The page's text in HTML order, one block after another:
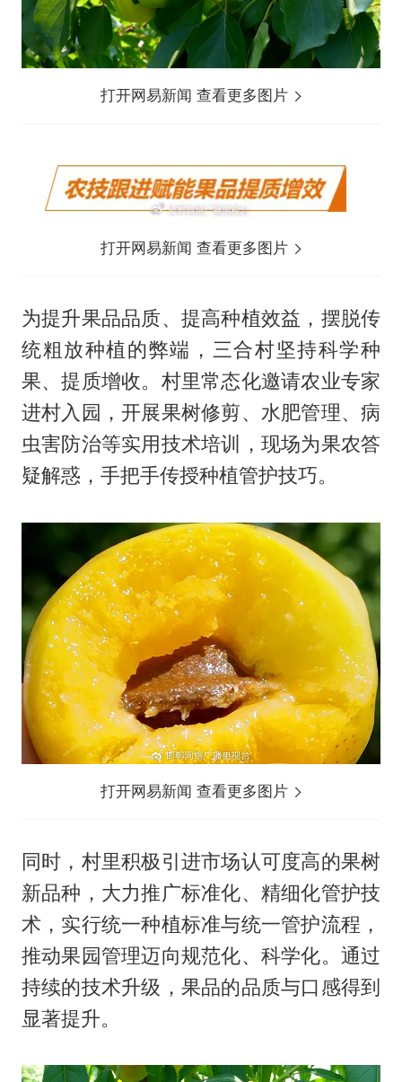
打开网易新闻 查看更多图片
打开网易新闻 查看更多图片
为提升果品品质、提高种植效益，摆脱传
统粗放种植的弊端，三合村坚持科学种
果、提质增收。村里常态化邀请农业专家
进村入园，开展果树修剪、水肥管理、病
虫害防治等实用技术培训，现场为果农答
疑解惑，手把手传授种植管护技巧。
打开网易新闻 查看更多图片
同时，村里积极引进市场认可度高的果树
新品种，大力推广标准化、精细化管护技
术，实行统一种植标准与统一管护流程，
推动果园管理迈向规范化、科学化。通过
持续的技术升级，果品的品质与口感得到
显著提升。